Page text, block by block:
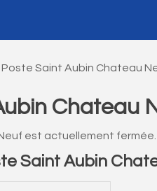
Poste Saint Aubin Chateau
Chateau
est actuellement fermée.
Saint Aubin